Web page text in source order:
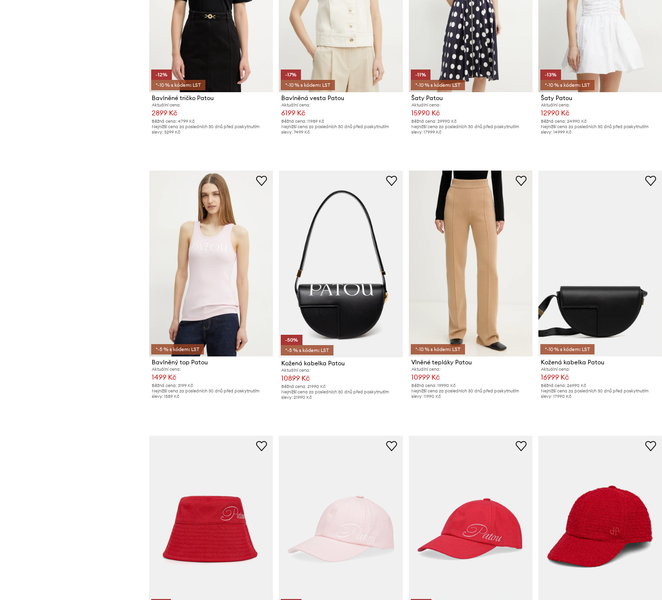
-12%
*-10 % s kódem: LST
Bavlněné tričko Patou
Aktuální cena:
2899 Kč
Běžná cena: 4799 Kč
Nejnižší cena za posledních 30 dnů před poskytnutím
slevy: 3299 Kč
-17%
*-10 % s kódem: LST
Bavlněná vesta Patou
Aktuální cena:
6199 Kč
Běžná cena: 11989 Kč
Nejnižší cena za posledních 30 dnů před poskytnutím
slevy: 7499 Kč
-11%
*-10 % s kódem: LST
Šaty Patou
Aktuální cena:
15990 Kč
Běžná cena: 29990 Kč
Nejnižší cena za posledních 30 dnů před poskytnutím
slevy: 17999 Kč
-13%
*-10 % s kódem: LST
Šaty Patou
Aktuální cena:
12990 Kč
Běžná cena: 24990 Kč
Nejnižší cena za posledních 30 dnů před poskytnutím
slevy: 14999 Kč
*-5 % s kódem: LST
Bavlněný top Patou
Aktuální cena:
1499 Kč
Běžná cena: 3199 Kč
Nejnižší cena za posledních 30 dnů před poskytnutím
slevy: 1589 Kč
-50%
*-5 % s kódem: LST
Kožená kabelka Patou
Aktuální cena:
10899 Kč
Běžná cena: 21990 Kč
Nejnižší cena za posledních 30 dnů před poskytnutím
slevy: 21990 Kč
*-10 % s kódem: LST
Vlněné tepláky Patou
Aktuální cena:
10999 Kč
Běžná cena: 19990 Kč
Nejnižší cena za posledních 30 dnů před poskytnutím
slevy: 11990 Kč
*-10 % s kódem: LST
Kožená kabelka Patou
Aktuální cena:
16999 Kč
Běžná cena: 26990 Kč
Nejnižší cena za posledních 30 dnů před poskytnutím
slevy: 17990 Kč